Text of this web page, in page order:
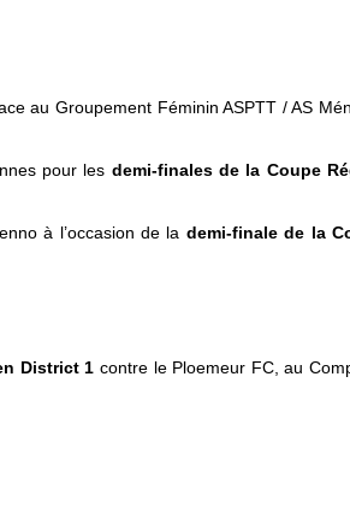
au Groupement Féminin ASPTT / AS
pour les demi-finales de la Coupe
à l’occasion de la demi-finale de la
District 1 contre le Ploemeur FC, au